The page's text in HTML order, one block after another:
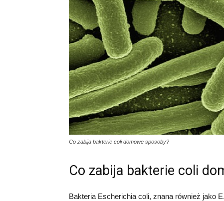
Co zabija bakterie coli domowe sposoby?
Co zabija bakterie coli
Bakteria Escherichia coli, znana również jako